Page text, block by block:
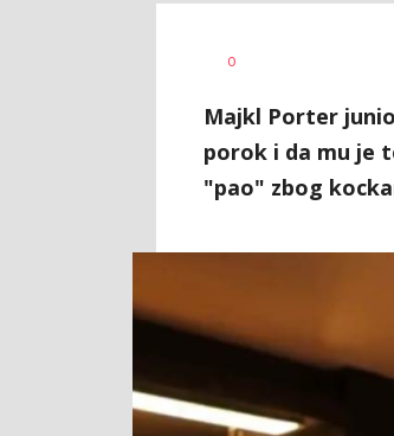
AUTOR
0
Majkl Porter
porok i da mu je
"pao" zbog